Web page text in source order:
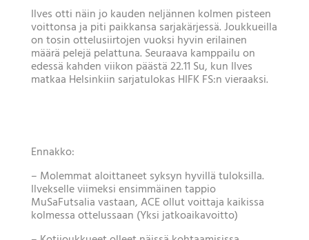
Ilves otti näin jo kauden neljännen kolmen pisteen
voittonsa ja piti paikkansa sarjakärjessä. Joukkueilla
on tosin ottelusiirtojen vuoksi hyvin erilainen
määrä pelejä pelattuna. Seuraava kamppailu on
edessä kahden viikon päästä 22.11 Su, kun Ilves
matkaa Helsinkiin sarjatulokas HIFK FS:n vieraaksi.
Ennakko:
– Molemmat aloittaneet syksyn hyvillä tuloksilla.
Ilvekselle viimeksi ensimmäinen tappio
MuSaFutsalia vastaan, ACE ollut voittaja kaikissa
kolmessa ottelussaan (Yksi jatkoaikavoitto)